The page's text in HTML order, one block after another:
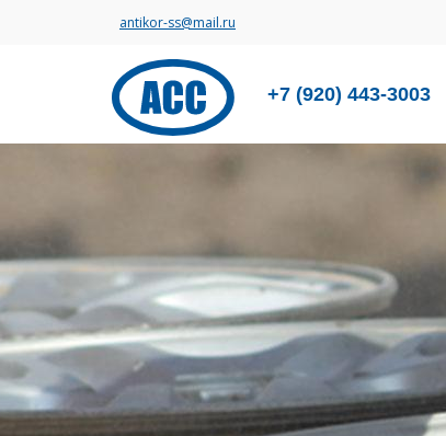
antikor-ss@mail.ru
+7 (920) 443-3003